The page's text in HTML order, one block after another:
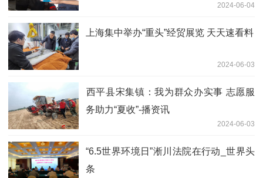
2024-06-04
上海集中举办“重头”经贸展览 天天速看料
2024-06-03
​西平县宋集镇：我为群众办实事 志愿服
务助力“夏收”-播资讯
2024-06-03
“6.5世界环境日”淅川法院在行动_世界头
条